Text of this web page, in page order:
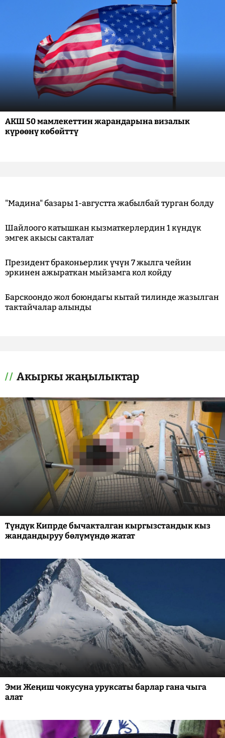
АКШ 50 мамлекеттин жарандарына визалык
күрөөнү көбөйттү
"Мадина" базары 1-августта жабылбай турган болду
Шайлоого катышкан кызматкерлердин 1 күндүк
эмгек акысы сакталат
Президент браконьерлик үчүн 7 жылга чейин
эркинен ажыраткан мыйзамга кол койду
Барскоондо жол боюндагы кытай тилинде жазылган
тактайчалар алынды
Акыркы жаңылыктар
Түндүк Кипрде бычакталган кыргызстандык кыз
жандандыруу бөлүмүндө жатат
Эми Жеңиш чокусуна уруксаты барлар гана чыга
алат